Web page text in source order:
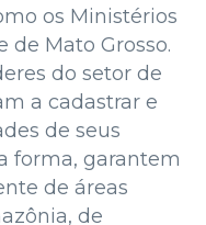
os Ministérios
de Mato Grosso.
do setor de
a cadastrar e
de seus
forma, garantem
de áreas
de